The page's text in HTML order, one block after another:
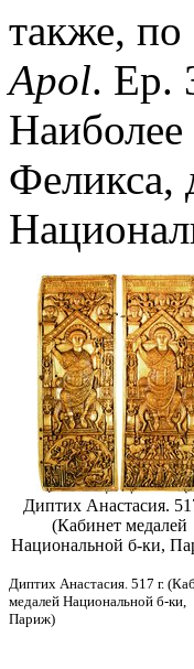
также,
Apol. Ep.
Феликса,
Диптих Анастасия.
(Кабинет медалей
Национальной б-ки,
Диптих Анастасия. 517 г.
медалей Национальной б-ки,
Париж)